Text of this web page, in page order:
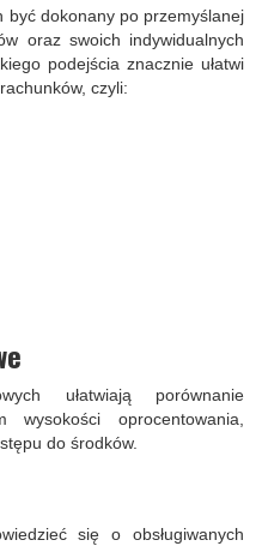
być dokonany po przemyślanej
oraz swoich indywidualnych
podejścia znacznie ułatwi
czyli:
ułatwiają porównanie
oprocentowania,
do środków.
się o obsługiwanych